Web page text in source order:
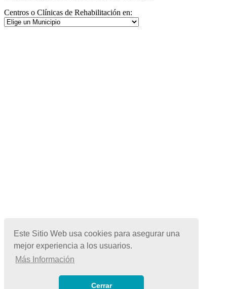
Este Sitio Web usa cookies para asegurar una
mejor experiencia a los usuarios.
Más Información
Cerrar
Centros o Clínicas de Rehabilitación en:
© Copyright 2026 | Todos los Derechos Reservados